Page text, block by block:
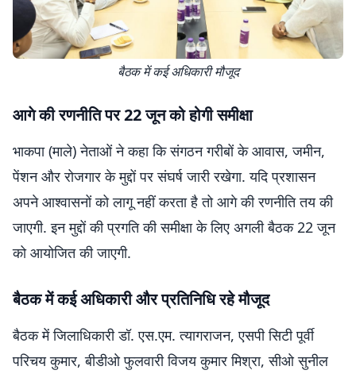
बैठक में कई अधिकारी मौजूद
आगे की रणनीति पर 22 जून को होगी समीक्षा
भाकपा (माले) नेताओं ने कहा कि संगठन गरीबों के आवास, जमीन,
पेंशन और रोजगार के मुद्दों पर संघर्ष जारी रखेगा. यदि प्रशासन
अपने आश्वासनों को लागू नहीं करता है तो आगे की रणनीति तय की
जाएगी. इन मुद्दों की प्रगति की समीक्षा के लिए अगली बैठक 22 जून
को आयोजित की जाएगी.
बैठक में कई अधिकारी और प्रतिनिधि रहे मौजूद
बैठक में जिलाधिकारी डॉ. एस.एम. त्यागराजन, एसपी सिटी पूर्वी
परिचय कुमार, बीडीओ फुलवारी विजय कुमार मिश्रा, सीओ सुनील